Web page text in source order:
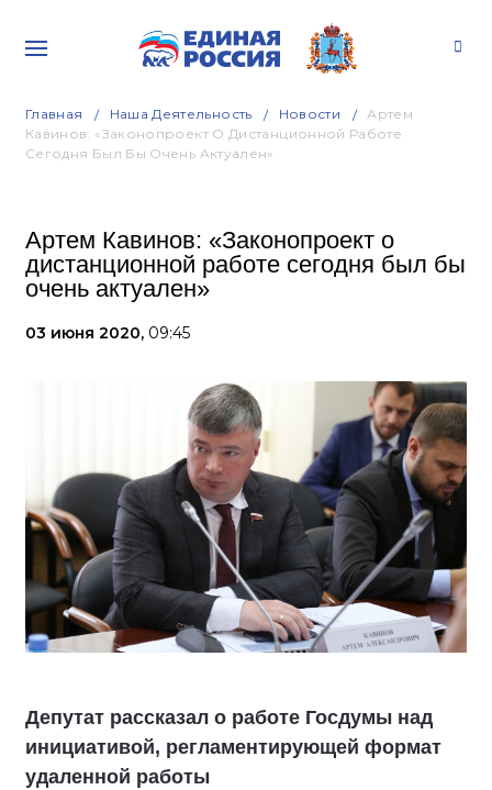
Главная Наша Деятельность Новости
Артем
Кавинов: «Законопроект О Дистанционной Работе
Сегодня Был Бы Очень Актуален»
Артем Кавинов: «Законопроект о
дистанционной работе сегодня был бы
очень актуален»
03 июня 2020, 09:45
Депутат рассказал о работе Госдумы над
инициативой, регламентирующей формат
удаленной работы